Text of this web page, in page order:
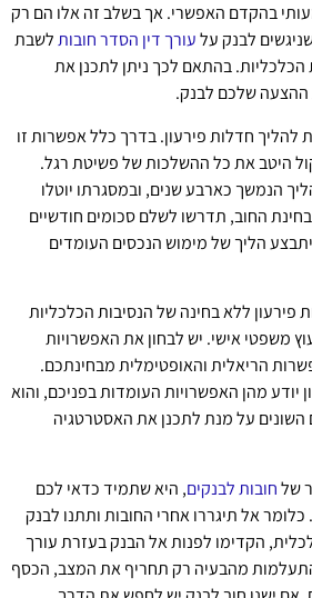
בהקדם האפשרי. אך בשלב זה אלו הם רק
לבנק עלעורך דין הסדר חובותלשבת
הכלכליות. בהתאם לכך ניתן לתכנן את
ההצעה שלכם לבנק.
חדלות פירעון. בדרך כלל אפשרות זו
היטב את כל ההשלכות של פשיטת רגל.
הנמשך כארבע שנים, ובמסגרתו יוטלו
החוב, תדרשו לשלם סכומים חודשיים
הליך של מימוש הנכסים העומדים
פירעון ללא בחינה של הנסיבות הכלכליות
משפטי אישי. יש לבחון את האפשרויות
הריאלית והאופטימלית מבחינתכם.
יודע מהן האפשרויות העומדות בפניכם, והוא
השונים על מנת לתכנן את האסטרטגיה
שלחובות לבנקים, היא שתמיד כדאי לכם
אל תיגררו אחרי החובות ותתנו לבנק
הקדימו לפנות אל הבנק בעזרת עורך
התעלמות מהבעיה רק תחריף את המצב, הכסף